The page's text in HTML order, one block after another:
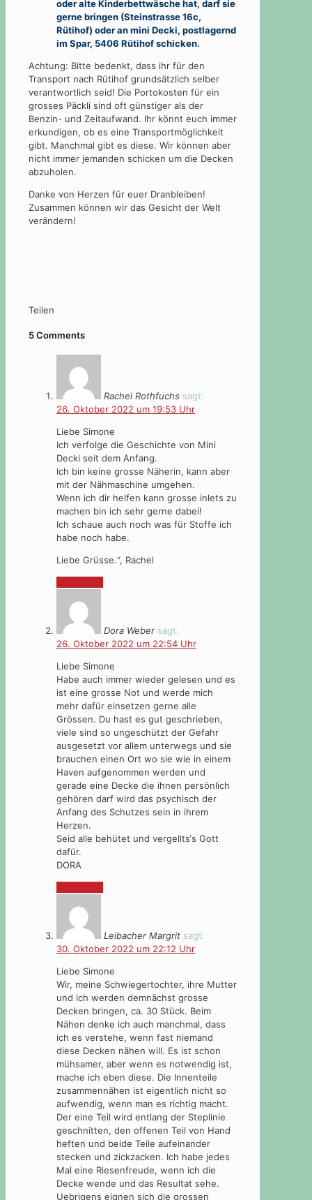
oder alte Kinderbettwäsche hat, darf sie
gerne bringen (Steinstrasse 16c,
Rütihof) oder an mini Decki, postlagernd
im Spar, 5406 Rütihof schicken.
Achtung: Bitte bedenkt, dass ihr für den
Transport nach Rütihof grundsätzlich selber
verantwortlich seid! Die Portokosten für ein
grosses Päckli sind oft günstiger als der
Benzin- und Zeitaufwand. Ihr könnt euch immer
erkundigen, ob es eine Transportmöglichkeit
gibt. Manchmal gibt es diese. Wir können aber
nicht immer jemanden schicken um die Decken
abzuholen.
Danke von Herzen für euer Dranbleiben!
Zusammen können wir das Gesicht der Welt
verändern!
Teilen
5 Comments
Rachel Rothfuchs sagt:
26. Oktober 2022 um 19:53 Uhr
Liebe Simone
Ich verfolge die Geschichte von Mini
Decki seit dem Anfang.
Ich bin keine grosse Näherin, kann aber
mit der Nähmaschine umgehen.
Wenn ich dir helfen kann grosse inlets zu
machen bin ich sehr gerne dabei!
Ich schaue auch noch was für Stoffe ich
habe noch habe.
Liebe Grüsse.“, Rachel
Dora Weber sagt:
26. Oktober 2022 um 22:54 Uhr
Liebe Simone
Habe auch immer wieder gelesen und es
ist eine grosse Not und werde mich
mehr dafür einsetzen gerne alle
Grössen. Du hast es gut geschrieben,
viele sind so ungeschützt der Gefahr
ausgesetzt vor allem unterwegs und sie
brauchen einen Ort wo sie wie in einem
Haven aufgenommen werden und
gerade eine Decke die ihnen persönlich
gehören darf wird das psychisch der
Anfang des Schutzes sein in ihrem
Herzen.
Seid alle behütet und vergellts‘s Gott
dafür.
DORA
Leibacher Margrit sagt:
30. Oktober 2022 um 22:12 Uhr
Liebe Simone
Wir, meine Schwiegertochter, ihre Mutter
und ich werden demnächst grosse
Decken bringen, ca. 30 Stück. Beim
Nähen denke ich auch manchmal, dass
ich es verstehe, wenn fast niemand
diese Decken nähen will. Es ist schon
mühsamer, aber wenn es notwendig ist,
mache ich eben diese. Die Innenteile
zusammennähen ist eigentlich nicht so
aufwendig, wenn man es richtig macht.
Der eine Teil wird entlang der Steplinie
geschnitten, den offenen Teil von Hand
heften und beide Teile aufeinander
stecken und zickzacken. Ich habe jedes
Mal eine Riesenfreude, wenn ich die
Decke wende und das Resultat sehe.
Uebrigens eignen sich die grossen